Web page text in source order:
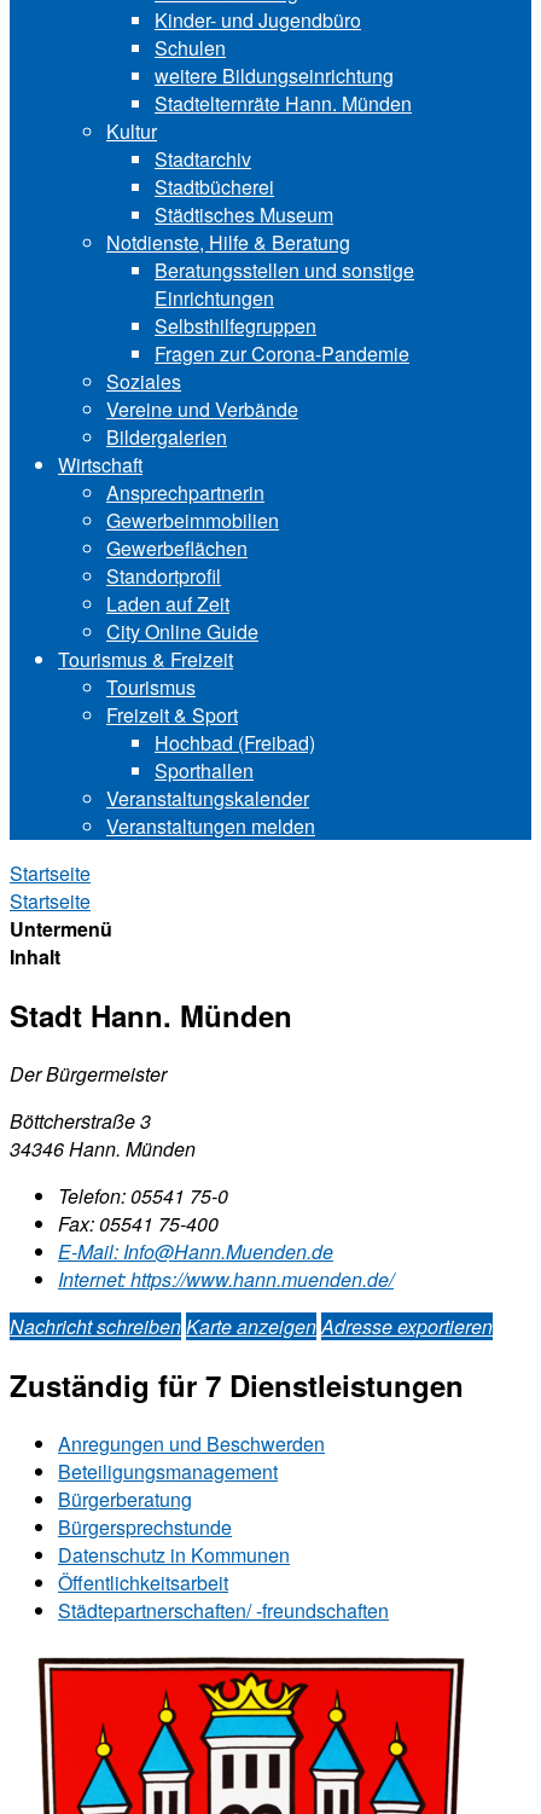
Kinder- und Ju‍gend‍bü‍ro
Schulen
weitere Bildungseinrichtung
Stadtelternräte Hann. Münden
Kultur
Stadtarchiv
Stadtbücherei
Städtisches Museum
Notdienste, Hilfe & Be‍ra‍tung
Beratungsstellen und sonstige
Einrichtungen
Selbsthilfegruppen
Fragen zur Corona-Pandemie
Soziales
Vereine und Verbände
Bildergalerien
Wirtschaft
Ansprechpartnerin
Gewerbeimmobilien
Gewerbeflächen
Standortprofil
Laden auf Zeit
City Online Guide
Tourismus & Freizeit
Tourismus
Freizeit & Sport
Hochbad (Freibad)
Sporthallen
Veranstaltungskalender
Veranstaltungen melden
Startseite
Startseite
Untermenü
Inhalt
Stadt Hann. Münden
Der Bürgermeister
Böttcherstraße 3
34346 Hann. Münden
Telefon:05541 75-0
Fax:05541 75-400
E-Mail:Info@Hann.Muenden.de
Internet:https://www.hann.muenden.de/
Nachricht schreibenKarte anzeigenAdresse exportieren
Zuständig für 7 Dienstleistungen
Anregungen und Beschwerden
Beteiligungsmanagement
Bürgerberatung
Bürgersprechstunde
Datenschutz in Kommunen
Öffentlichkeitsarbeit
Städtepartnerschaften/ -freundschaften